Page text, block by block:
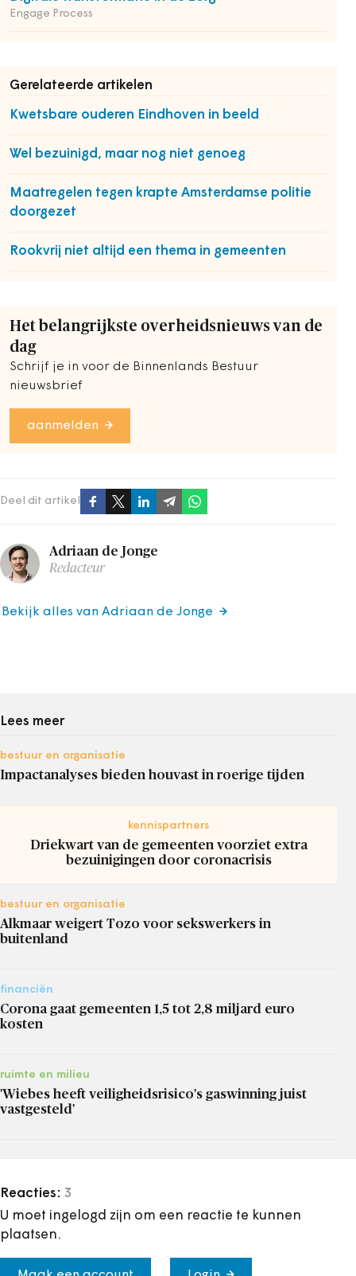
Engage Process
Gerelateerde artikelen
Kwetsbare ouderen Eindhoven in beeld
Wel bezuinigd, maar nog niet genoeg
Maatregelen tegen krapte Amsterdamse politie
doorgezet
Rookvrij niet altijd een thema in gemeenten
Het belangrijkste overheidsnieuws van de
dag
Schrijf je in voor de Binnenlands Bestuur
nieuwsbrief
aanmelden
Deel dit artikel
Adriaan de Jonge
Redacteur
Bekijk alles van Adriaan de Jonge
Lees meer
bestuur en organisatie
Impactanalyses bieden houvast in roerige tijden
kennispartners
Driekwart van de gemeenten voorziet extra
bezuinigingen door coronacrisis
bestuur en organisatie
Alkmaar weigert Tozo voor sekswerkers in
buitenland
financiën
Corona gaat gemeenten 1,5 tot 2,8 miljard euro
kosten
ruimte en milieu
'Wiebes heeft veiligheidsrisico's gaswinning juist
vastgesteld'
Reacties: 3
U moet ingelogd zijn om een reactie te kunnen
plaatsen.